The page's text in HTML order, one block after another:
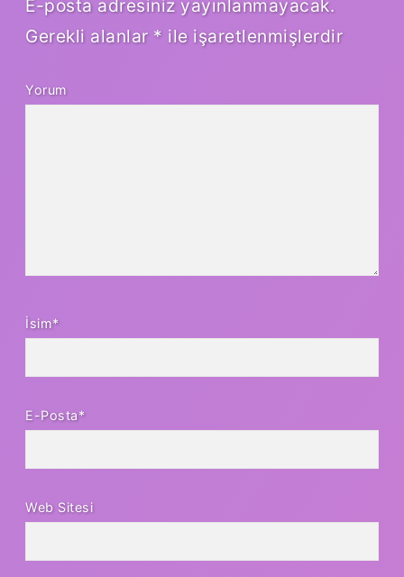
E-posta adresiniz yayınlanmayacak.
Gerekli alanlar * ile işaretlenmişlerdir
Yorum
İsim*
E-Posta*
Web Sitesi